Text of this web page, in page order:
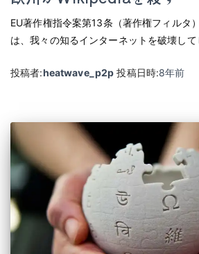
EU著作権指令案第13条（著作権フィルタ
は、我々の知るインターネットを破壊して
投稿者:heatwave_p2p 投稿日時:8年前